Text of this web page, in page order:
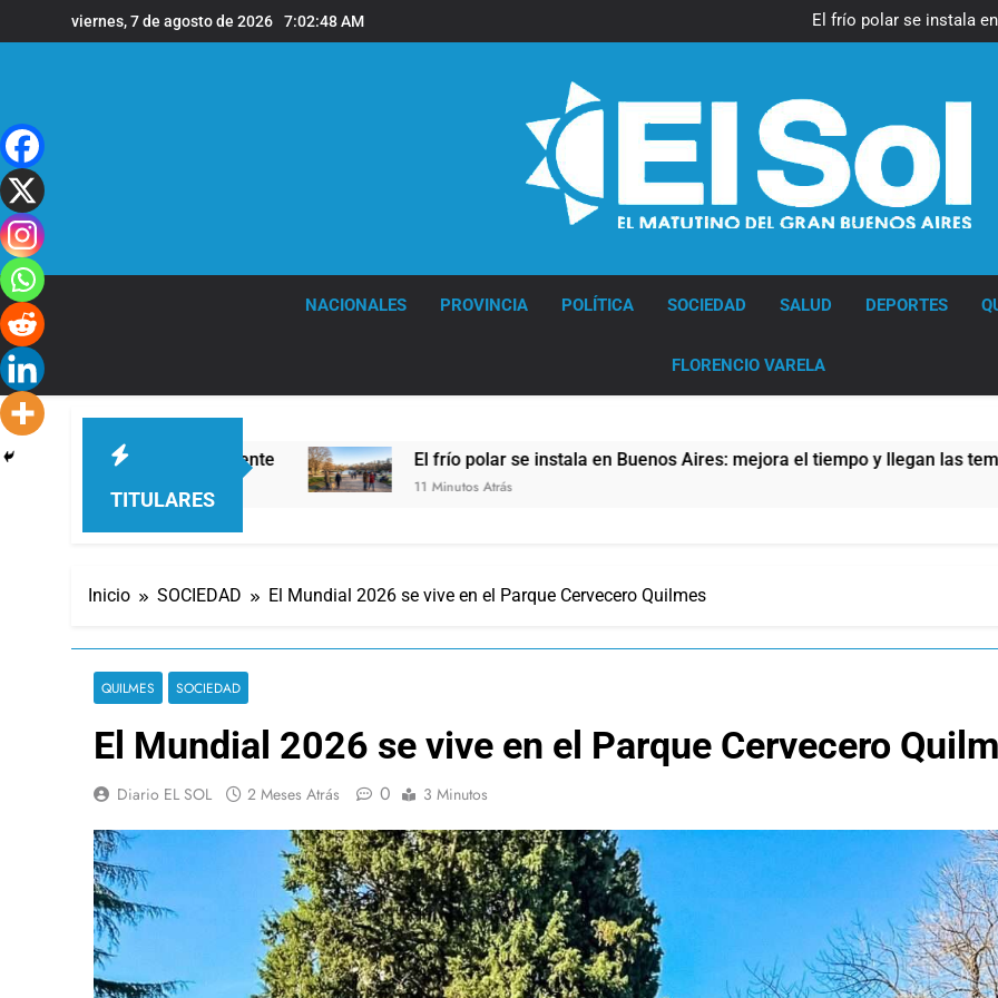
al
viernes, 7 de agosto de 2026 7:02:50 AM
El frío polar se instala
El Senado aprobó la ley
El Senado aprobó la ley
NACIONALES PROVINCIA POLÍTICA SOCIEDAD SALUD DEPORTES
FLORENCIO VARELA
TITULARES
El frío polar se instala en Buenos Aires: mejora el tiempo y llegan las temperaturas más
11 Minutos Atrás
Inicio SOCIEDAD El Mundial 2026 se vive en el Parque Cervecero Quilmes
QUILMES SOCIEDAD
El Mundial 2026 se vive en el Parque Cervecero
Diario EL SOL 2 Meses Atrás 0 3 Minutos